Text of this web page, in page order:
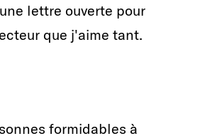
lettre ouverte pour
que j'aime tant.
formidables à